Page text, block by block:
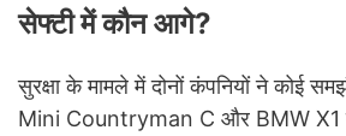
सेफ्टी में कौन आगे?
सुरक्षा के मामले में दोनों कंपनियों ने कोई
Mini Countryman C और BMW X1